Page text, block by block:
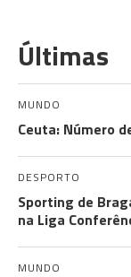
Últimas
MUNDO
Ceuta: Número
DESPORTO
Sporting de
na Liga
MUNDO